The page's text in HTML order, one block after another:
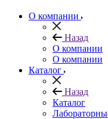
О компании
Назад
О компании
О компании
Каталог
Назад
Каталог